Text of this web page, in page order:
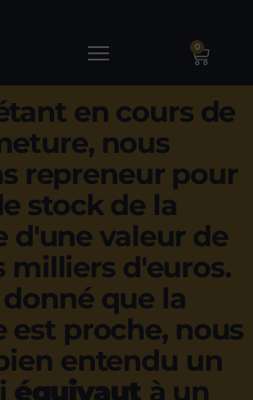
0
en cours de
nous
repreneur pour
stock de la
d'une valeur de
milliers d'euros.
que la
proche, nous
entendu un
équivaut à un